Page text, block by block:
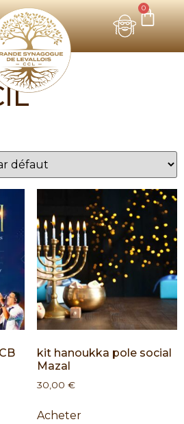
0
kit hanoukka pole social
Mazal
30,00 €
Acheter